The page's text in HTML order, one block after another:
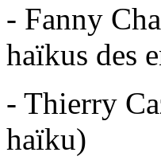
- Fanny
haïkus des
- Thierry
haïku)